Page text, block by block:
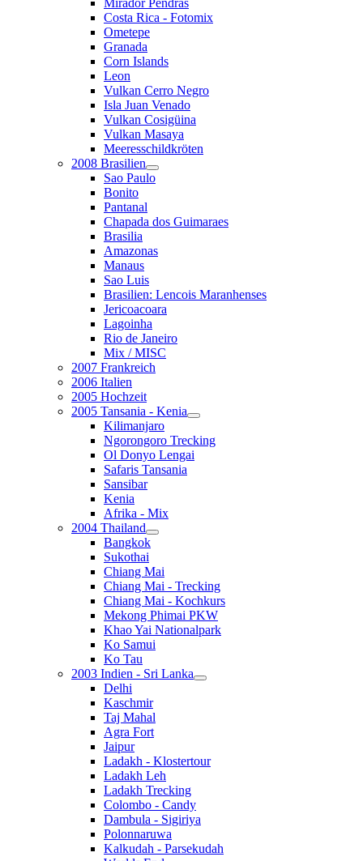
Mirador Pendras
Costa Rica - Fotomix
Ometepe
Granada
Corn Islands
Leon
Vulkan Cerro Negro
Isla Juan Venado
Vulkan Cosigüina
Vulkan Masaya
Meeresschildkröten
2008 Brasilien
Sao Paulo
Bonito
Pantanal
Chapada dos Guimaraes
Brasilia
Amazonas
Manaus
Sao Luis
Brasilien: Lencois Maranhenses
Jericoacoara
Lagoinha
Rio de Janeiro
Mix / MISC
2007 Frankreich
2006 Italien
2005 Hochzeit
2005 Tansania - Kenia
Kilimanjaro
Ngorongoro Trecking
Ol Donyo Lengai
Safaris Tansania
Sansibar
Kenia
Afrika - Mix
2004 Thailand
Bangkok
Sukothai
Chiang Mai
Chiang Mai - Trecking
Chiang Mai - Kochkurs
Mekong Phimai PKW
Khao Yai Nationalpark
Ko Samui
Ko Tau
2003 Indien - Sri Lanka
Delhi
Kaschmir
Taj Mahal
Agra Fort
Jaipur
Ladakh - Klostertour
Ladakh Leh
Ladakh Trecking
Colombo - Candy
Dambula - Sigiriya
Polonnaruwa
Kalkudah - Parsekudah